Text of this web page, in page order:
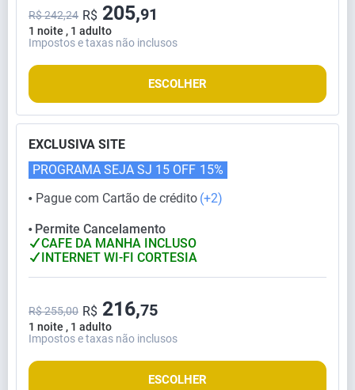
1 noite , 1 adulto
R$ 242,24 R$ 205,91
Impostos e taxas não inclusos
ESCOLHER
EXCLUSIVA SITE
⬤ Pague com Cartão de crédito (+2)
PROGRAMA SEJA SJ 15 OFF 15%
⬤
Permite Cancelamento
CAFE DA MANHA INCLUSO
INTERNET WI-FI CORTESIA
1 noite , 1 adulto
R$ 255,00 R$ 216,75
Impostos e taxas não inclusos
ESCOLHER